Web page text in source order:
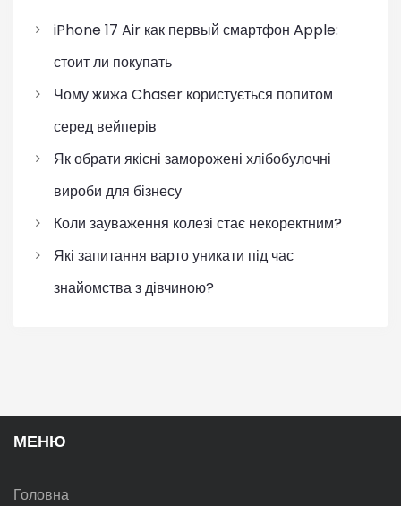
iPhone 17 Air как первый смартфон Apple:
стоит ли покупать
Чому жижа Chaser користується попитом
серед вейперів
Як обрати якісні заморожені хлібобулочні
вироби для бізнесу
Коли зауваження колезі стає некоректним?
Які запитання варто уникати під час
знайомства з дівчиною?
МЕНЮ
Головна